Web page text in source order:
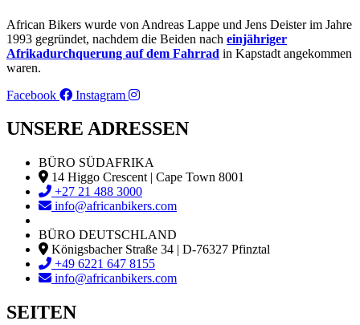
African Bikers wurde von Andreas Lappe und Jens Deister im Jahre
1993 gegründet, nachdem die Beiden nach einjähriger
Afrikadurchquerung auf dem Fahrrad in Kapstadt angekommen
waren.
Facebook
Instagram
UNSERE ADRESSEN
BÜRO SÜDAFRIKA
14 Higgo Crescent | Cape Town 8001
+27 21 488 3000
info@africanbikers.com
BÜRO DEUTSCHLAND
Königsbacher Straße 34 | D-76327 Pfinztal
+49 6221 647 8155
info@africanbikers.com
SEITEN